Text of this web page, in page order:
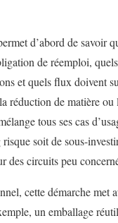
d’abord de savoir
de réemploi,
et quels flux doivent
réduction de matière ou
tous ses cas
soit de sous-
des circuits peu
cette démarche met
un emballage